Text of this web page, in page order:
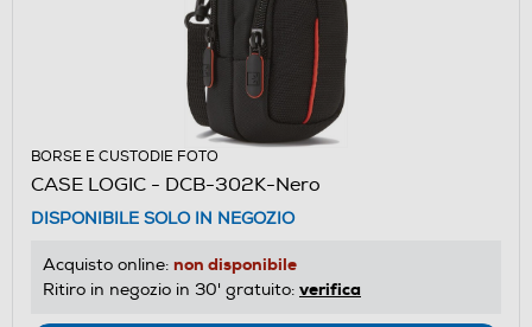
BORSE E CUSTODIE FOTO
CASE LOGIC - DCB-302K-Nero
DISPONIBILE SOLO IN NEGOZIO
Acquisto online: non disponibile
Ritiro in negozio in 30' gratuito: verifica